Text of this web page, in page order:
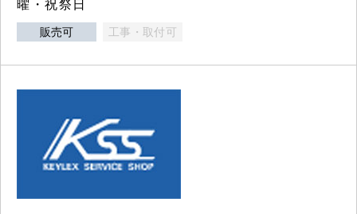
曜・祝祭日
販売可 工事・取付可